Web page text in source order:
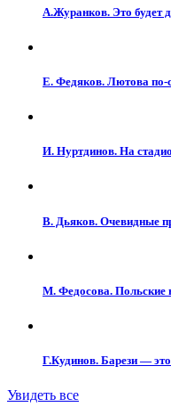
А.Журанков. Это будет
Е. Федяков. Лютова по-
И. Нуртдинов. На
В. Дьяков. Очевидные
М. Федосова. Польские
Г.Кудинов. Барези —
Увидеть все